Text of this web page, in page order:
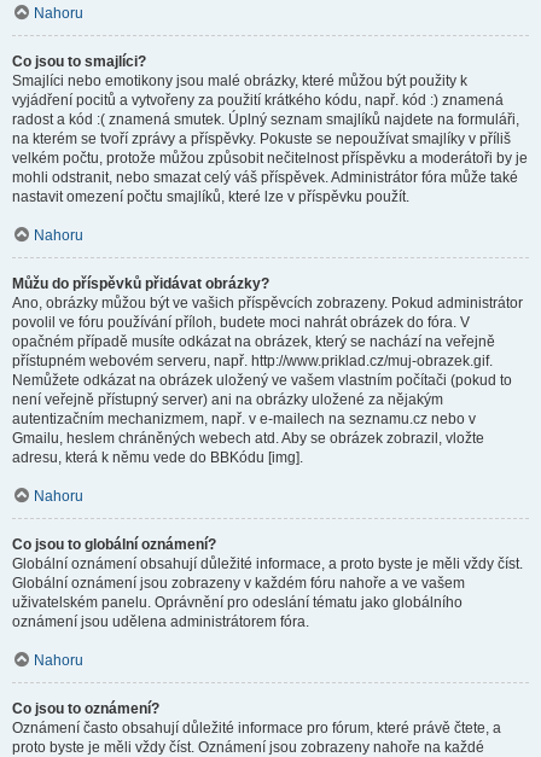
Nahoru
Co jsou to smajlíci?
Smajlíci nebo emotikony jsou malé obrázky, které můžou být použity k
vyjádření pocitů a vytvořeny za použití krátkého kódu, např. kód :) znamená
radost a kód :( znamená smutek. Úplný seznam smajlíků najdete na formuláři,
na kterém se tvoří zprávy a příspěvky. Pokuste se nepoužívat smajlíky v příliš
velkém počtu, protože můžou způsobit nečitelnost příspěvku a moderátoři by je
mohli odstranit, nebo smazat celý váš příspěvek. Administrátor fóra může také
nastavit omezení počtu smajlíků, které lze v příspěvku použít.
Nahoru
Můžu do příspěvků přidávat obrázky?
Ano, obrázky můžou být ve vašich příspěvcích zobrazeny. Pokud administrátor
povolil ve fóru používání příloh, budete moci nahrát obrázek do fóra. V
opačném případě musíte odkázat na obrázek, který se nachází na veřejně
přístupném webovém serveru, např. http://www.priklad.cz/muj-obrazek.gif.
Nemůžete odkázat na obrázek uložený ve vašem vlastním počítači (pokud to
není veřejně přístupný server) ani na obrázky uložené za nějakým
autentizačním mechanizmem, např. v e-mailech na seznamu.cz nebo v
Gmailu, heslem chráněných webech atd. Aby se obrázek zobrazil, vložte
adresu, která k němu vede do BBKódu [img].
Nahoru
Co jsou to globální oznámení?
Globální oznámení obsahují důležité informace, a proto byste je měli vždy číst.
Globální oznámení jsou zobrazeny v každém fóru nahoře a ve vašem
uživatelském panelu. Oprávnění pro odeslání tématu jako globálního
oznámení jsou udělena administrátorem fóra.
Nahoru
Co jsou to oznámení?
Oznámení často obsahují důležité informace pro fórum, které právě čtete, a
proto byste je měli vždy číst. Oznámení jsou zobrazeny nahoře na každé